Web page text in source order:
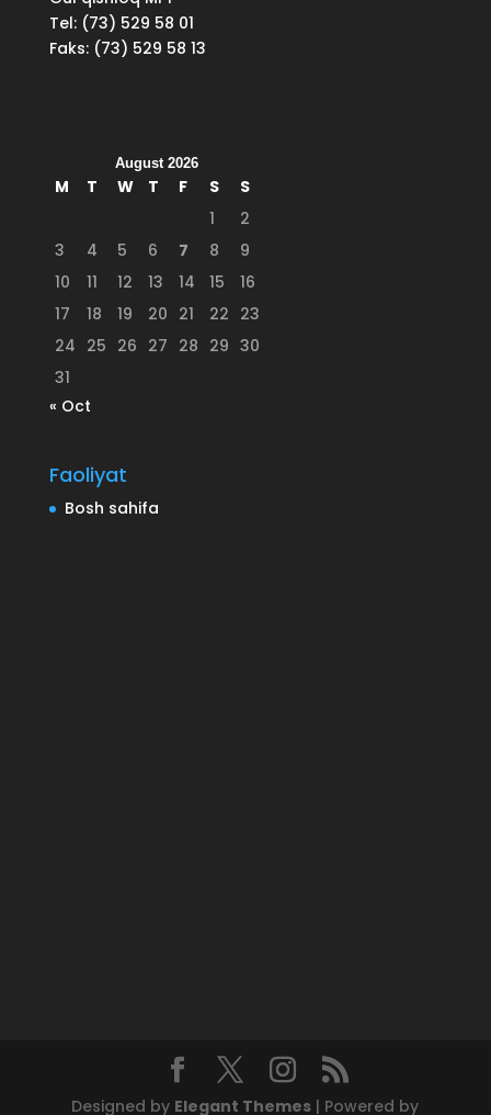
Tel: (73) 529 58 01
Faks: (73) 529 58 13
August 2026
M T W T F S
S
1
2
3
4 5 6 7 8
9
10
11 12 13 14 15
16
17
18 19 20 21 22 23
24 25 26 27 28 29 30
31
« Oct
Faoliyat
Bosh sahifa
Designed by Elegant Themes | Powered by